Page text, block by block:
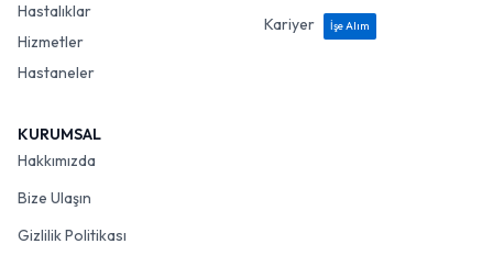
Hastalıklar
Hizmetler
Hastaneler
Kariyer
İşe Alım
KURUMSAL
Hakkımızda
Bize Ulaşın
Gizlilik Politikası